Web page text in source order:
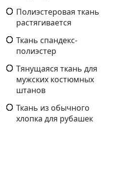
Полиэстеровая ткань
растягивается
Ткань спандекс-
полиэстер
Тянущаяся ткань для
мужских костюмных
штанов
Ткань из обычного
хлопка для рубашек